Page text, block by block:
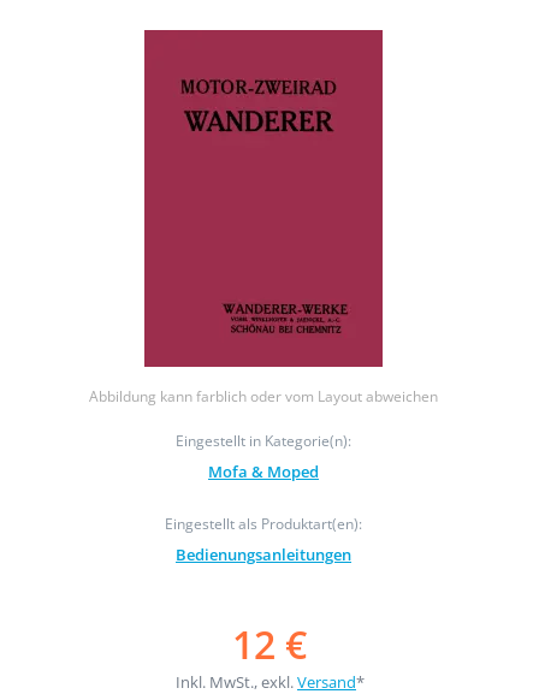
Abbildung kann farblich oder vom Layout abweichen
Eingestellt in Kategorie(n):
Mofa & Moped
Eingestellt als Produktart(en):
Bedienungsanleitungen
12 €
Inkl. MwSt., exkl.Versand*